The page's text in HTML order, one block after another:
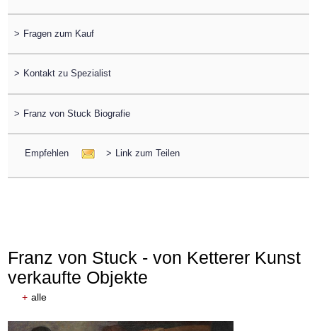
> Fragen zum Kauf
> Kontakt zu Spezialist
> Franz von Stuck Biografie
Empfehlen > Link zum Teilen
Franz von Stuck - von Ketterer Kunst
verkaufte Objekte
+ alle